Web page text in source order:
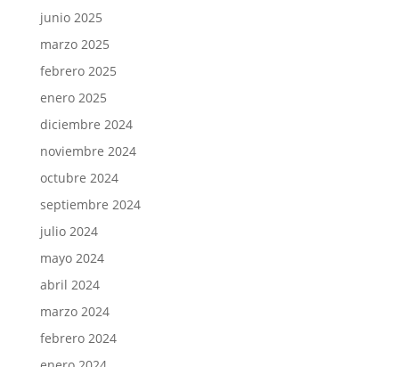
junio 2025
marzo 2025
febrero 2025
enero 2025
diciembre 2024
noviembre 2024
octubre 2024
septiembre 2024
julio 2024
mayo 2024
abril 2024
marzo 2024
febrero 2024